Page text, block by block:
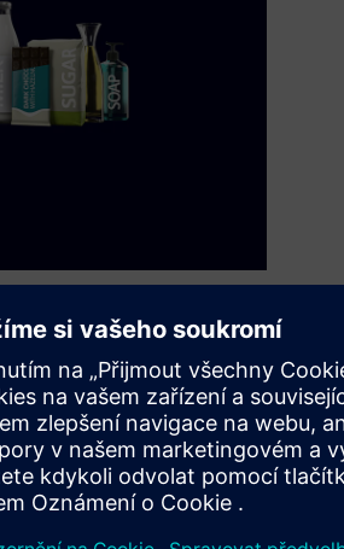
pomocí
vám pomohou